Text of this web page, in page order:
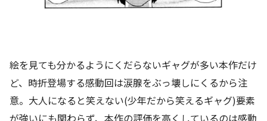
絵を見ても分かるようにくだらないギャグが多い本作だけ
ど、時折登場する感動回は涙腺をぶっ壊しにくるから注
意。大人になると笑えない(少年だから笑えるギャグ)要素
が強いにも関わらず、本作の評価を高くしているのは感動